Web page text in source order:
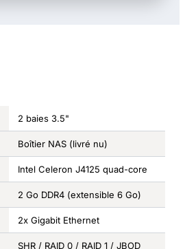
2 baies 3.5"
Boîtier NAS (livré nu)
Intel Celeron J4125 quad-core
2 Go DDR4 (extensible 6 Go)
2x Gigabit Ethernet
SHR / RAID 0 / RAID 1 / JBOD